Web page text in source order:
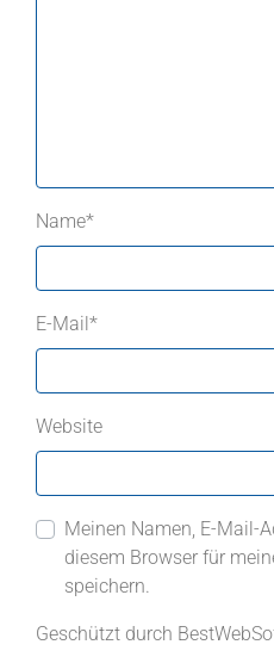
Name*
E-Mail*
Website
Meinen Namen, E-Mail-
diesem Browser für
speichern.
Geschützt durch